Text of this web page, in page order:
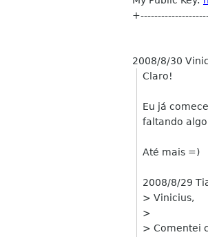
2008/8/30
Claro!
Eu já
faltando
Até mais =)
2008/8/29
> Vinicius,
>
> Comentei